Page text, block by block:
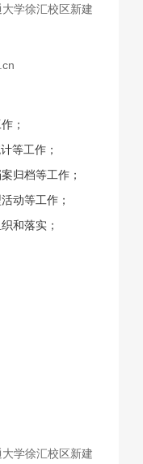
学徐汇校区新建
；
等工作；
归档等工作；
动等工作；
和落实；
学徐汇校区新建